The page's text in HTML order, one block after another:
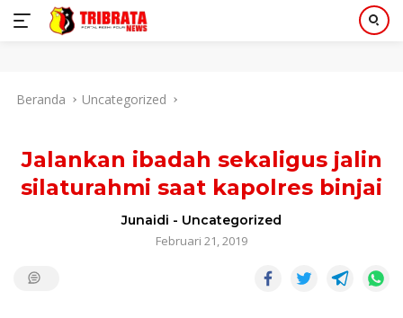
Beranda Uncategorized
Jalankan ibadah sekaligus jalin
silaturahmi saat kapolres binjai
Junaidi - Uncategorized
Februari 21, 2019